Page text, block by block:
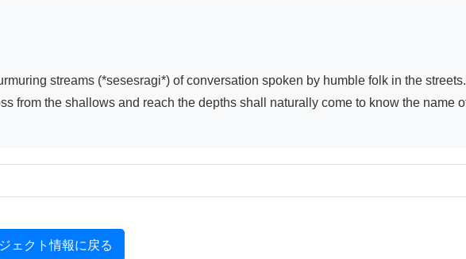
streams (*sesesragi*) of conversation spoken by humble folk in the
from the shallows and reach the depths shall naturally come to know the name
ェクト情報に戻る